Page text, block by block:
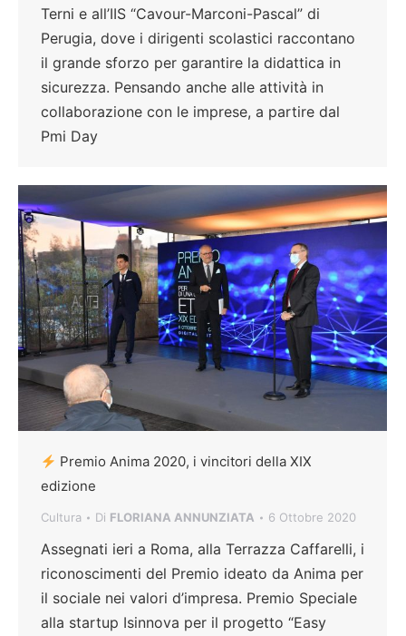
Terni e all’IIS “Cavour-Marconi-Pascal” di
Perugia, dove i dirigenti scolastici raccontano
il grande sforzo per garantire la didattica in
sicurezza. Pensando anche alle attività in
collaborazione con le imprese, a partire dal
Pmi Day
Premio Anima 2020, i vincitori della XIX
edizione
Cultura Di FLORIANA ANNUNZIATA 6 Ottobre 2020
Assegnati ieri a Roma, alla Terrazza Caffarelli, i
riconoscimenti del Premio ideato da Anima per
il sociale nei valori d’impresa. Premio Speciale
alla startup Isinnova per il progetto “Easy